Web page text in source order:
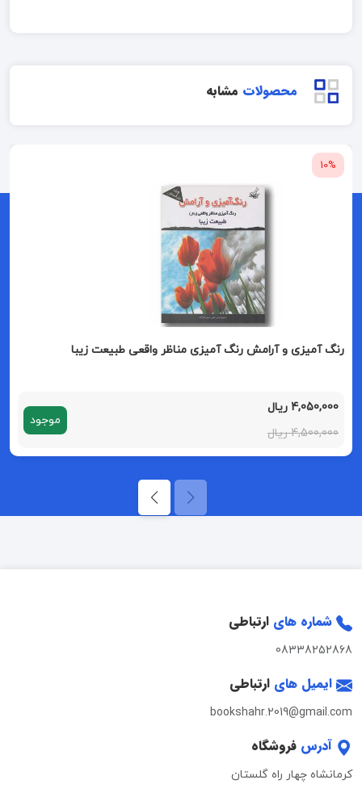
محصولات مشابه
10%
رنگ آمیزی و آرامش رنگ آمیزی مناظر واقعی طبیعت زیبا
4,050,000 ریال
4,500,000 ریال
موجود
شماره های ارتباطی
08338252868
ایمیل های ارتباطی
bookshahr.2019@gmail.com
آدرس فروشگاه
کرمانشاه چهار راه گلستان